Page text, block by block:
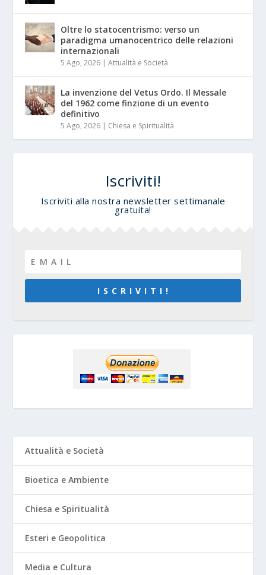
Oltre lo statocentrismo: verso un
paradigma umanocentrico delle relazioni
internazionali
5 Ago, 2026 |Attualità e Società
La invenzione del Vetus Ordo. Il Messale
del 1962 come finzione di un evento
definitivo
5 Ago, 2026 | Chiesa e Spiritualità
Iscriviti!
Iscriviti alla nostra newsletter settimanale
gratuita!
I S C R I V I T I !
Attualità e Società
Bioetica e Ambiente
Chiesa e Spiritualità
Esteri e Geopolitica
Media e Cultura